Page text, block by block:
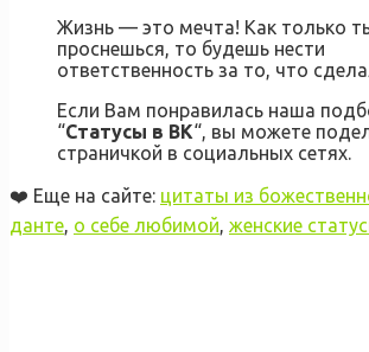
Жизнь — это мечта! Как только
проснешься, то будешь нести
ответственность за то, что
Если Вам понравилась наша
“Cтатусы в ВК“, вы можете
страничкой в социальных сетях.
❤️ Еще на сайте: цитаты из
данте, о себе любимой, женские